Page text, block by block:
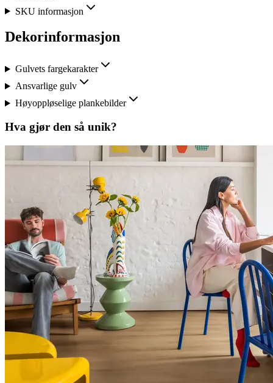
SKU informasjon
Dekorinformasjon
Gulvets fargekarakter
Ansvarlige gulv
Høyoppløselige plankebilder
Hva gjør den så unik?